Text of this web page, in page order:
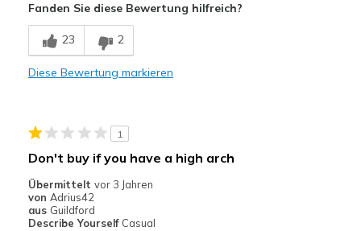
Wear Out Quickly
Geeignete Verwendung
Casual Wear
Sizing
Feels true to size
View On Shoes
Shoes are for Wearing
Fanden Sie diese Bewertung hilfreich?
23 2
Diese Bewertung markieren
1
Don't buy if you have a high arch
Übermittelt vor 3 Jahren
von Adrius42
aus Guildford
Describe Yourself Casual